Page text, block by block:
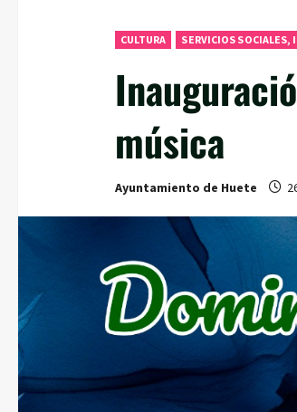
CULTURA SERVICIOS SOCIALES,
música
Ayuntamiento de Huete